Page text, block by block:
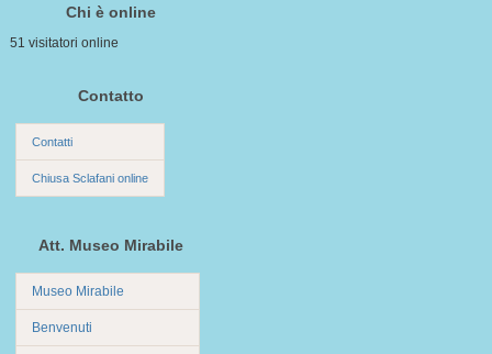
Chi è online
51 visitatori online
Contatto
Contatti
Chiusa Sclafani online
Att. Museo Mirabile
Museo Mirabile
Benvenuti